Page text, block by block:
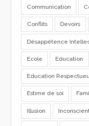
Communication
Conflits Devoirs
Désappétence
Ecole Education
Education
Estime de soi
Illusion